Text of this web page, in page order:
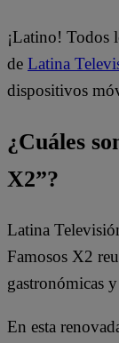
¡Latino! Todos
de Latina
dispositivos
¿Cuáles
X2”?
Latina
Famosos X2
gastronómicas
En esta